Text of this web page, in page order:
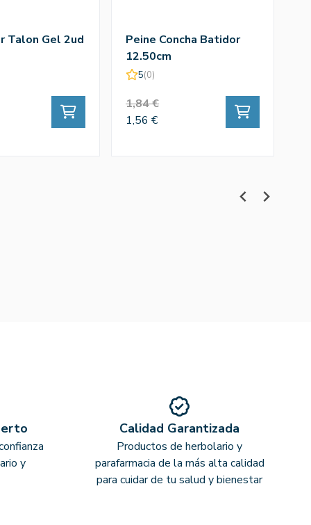
Talon Gel 2ud
Peine Concha Batidor
12.50cm
5(0)
1,84 €
1,56 €
y
Calidad Garantizada
Productos de herbolario y
parafarmacia de la más alta calidad
para cuidar de tu salud y bienestar